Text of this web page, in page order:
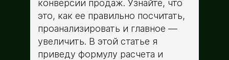
конверсии продаж. Узнайте, что
это, как ее правильно посчитать,
проанализировать и главное —
увеличить. В этой статье я
приведу формулу расчета и